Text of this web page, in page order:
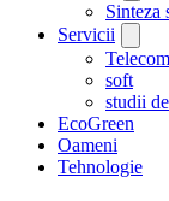
Sinteza
Servicii
Telecom
soft
studii
EcoGreen
Oameni
Tehnologie